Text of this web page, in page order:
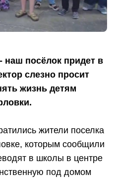
наш посёлок придет в
слезно просит
жизнь детям
жители поселка
которым сообщили
в школы в центре
под домом